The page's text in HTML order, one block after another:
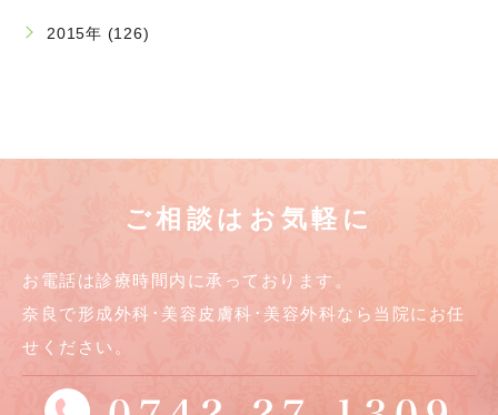
2015年 (126)
ご相談はお気軽に
お電話は診療時間内に承っております。
奈良で形成外科･美容皮膚科･美容外科なら当院にお任
せください。